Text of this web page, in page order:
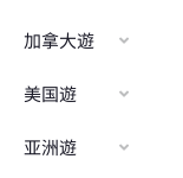
加拿大遊
美国遊
亚洲遊